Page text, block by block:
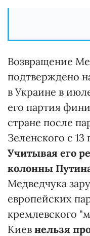
Возвращение
подтверждено
в Украине в
его партия
стране после
Зеленского с
Учитывая его
колонны
Медведчука
европейских
кремлевского
Киев нельзя